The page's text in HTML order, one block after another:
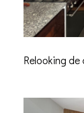
Relooking